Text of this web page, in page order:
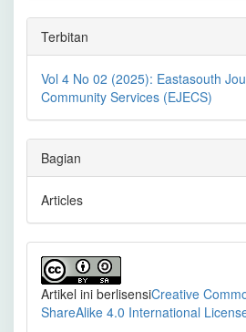
Terbitan
Vol 4 No 02 (2025): Eastasouth
Community Services (EJECS)
Bagian
Articles
Artikel ini berlisensiCreative
ShareAlike 4.0 International